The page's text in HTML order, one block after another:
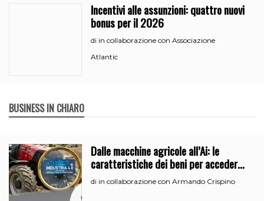
Incentivi alle assunzioni: quattro nuovi
bonus per il 2026
di in collaborazione con Associazione
Atlantic
BUSINESS IN CHIARO
Dalle macchine agricole all’Ai: le
caratteristiche dei beni per accedere
all’iperammortamento
di in collaborazione con Armando Crispino